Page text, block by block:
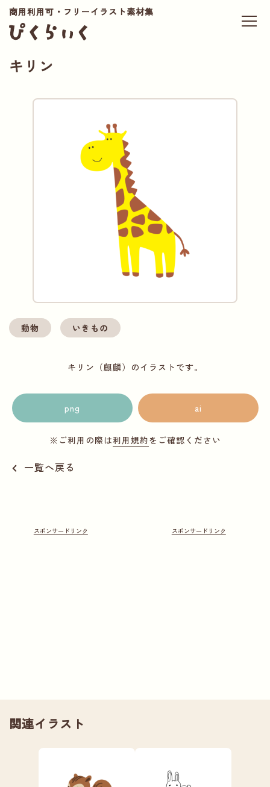
商用利用可・フリーイラスト素材集
キリン
動物 いきもの
キリン（麒麟）のイラストです。
png ai
※ご利用の際は利用規約をご確認ください
一覧へ戻る
関連イラスト